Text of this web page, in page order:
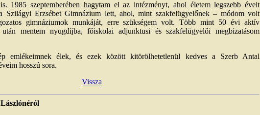
1985 szeptemberében hagytam el az intézményt, ahol életem legszebb éveit
Szilágyi Erzsébet Gimnázium lett, ahol, mint szakfelügyelőnek – módom volt
gimnáziumok munkáját, erre szükségem volt. Több mint 50 évi aktív
után mentem nyugdíjba, főiskolai adjunktusi és szakfelügyelői megbízatásom
emlékeimnek élek, és ezek között kitörölhetetlenül kedves a Szerb Antal
hosszú sora.
Vissza